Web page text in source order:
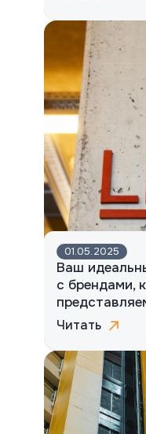
01.05.2025
Ваш
с брендами,
Читать